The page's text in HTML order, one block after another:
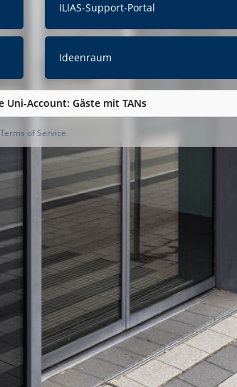
ILIAS-Support-Portal
Ideenraum
Account: Gäste mit TANs
Terms of Service